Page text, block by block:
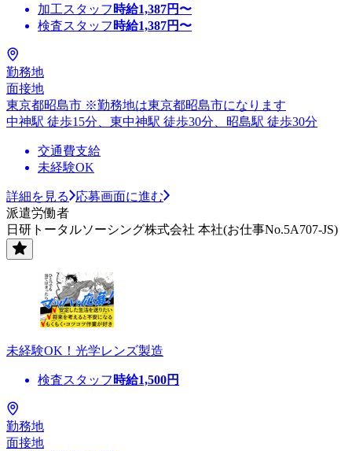
加工スタッフ 時給1,387円〜
検査スタッフ 時給1,387円〜
勤務地
面接地
東京都昭島市 ※勤務地は東京都昭島市になります
中神駅 徒歩15分、東中神駅 徒歩30分、昭島駅 徒歩30分
交通費支給
未経験OK
詳細を見る
応募画面に進む
派遣労働者
日研トータルソーシング株式会社 本社(お仕事No.5A707-JS)
未経験OK！光学レンズ製造
検査スタッフ 時給1,500円
勤務地
面接地